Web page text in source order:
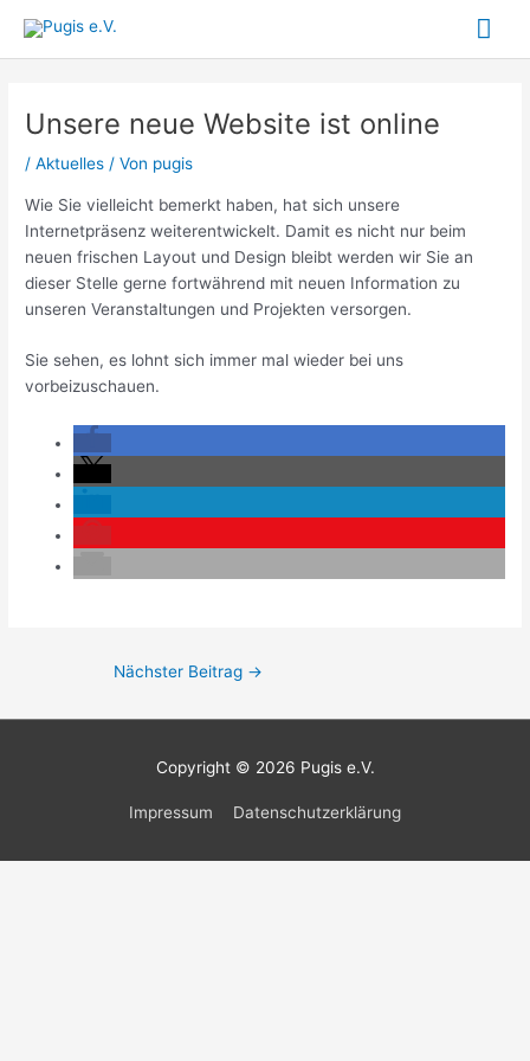
Inhalt
springen
Unsere neue Website ist online
/Aktuelles / Von pugis
Wie Sie vielleicht bemerkt haben, hat sich unsere
Internetpräsenz weiterentwickelt. Damit es nicht nur beim
neuen frischen Layout und Design bleibt werden wir Sie an
dieser Stelle gerne fortwährend mit neuen Information zu
unseren Veranstaltungen und Projekten versorgen.
Sie sehen, es lohnt sich immer mal wieder bei uns
vorbeizuschauen.
Nächster Beitrag →
Copyright © 2026 Pugis e.V.
Impressum Datenschutzerklärung